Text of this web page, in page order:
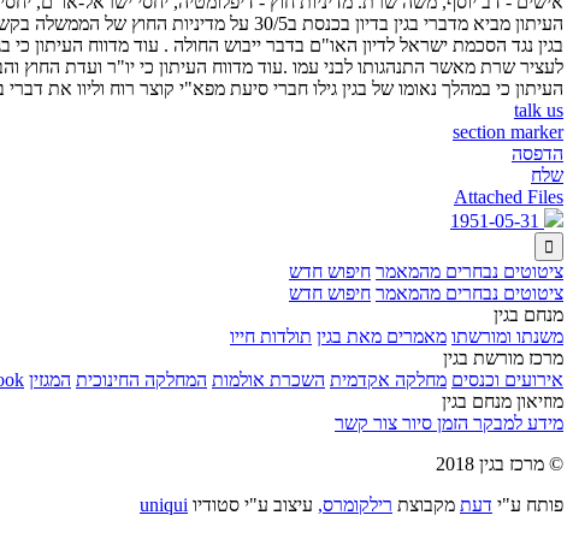
העיתון מביא מדברי בגין בדיון בכנסת
בגין נגד הסכמת ישראל לדיון האו"ם בדבר ייבוש החולה . עוד מדווח העיתון
לעציר שרת מאשר התנהגותו לבני עמו .עוד מדווח העיתון כי יו"ר ועדת החוץ
העיתון כי במהלך נאומו של בגין גילו חברי סיעת מפא"י קוצר רוח וליוו את דברי
talk us
section marker
הדפסה
שלח
Attached Files

ציטוטים נבחרים מהמאמר חיפוש חדש
ציטוטים נבחרים מהמאמר חיפוש חדש
מנחם בגין
משנתו ומורשתו מאמרים מאת בגין תולדות חייו
מרכז מורשת בגין
אירועים וכנסים מחלקה אקדמית השכרת אולמות המחלקה החינוכית המגזין
מוזיאון מנחם בגין
מידע למבקר הזמן סיור צור קשר
© מרכז בגין 2018
פותח ע"י דעת מקבוצת רילקומרס, עיצוב ע"י סטודיו uniqui